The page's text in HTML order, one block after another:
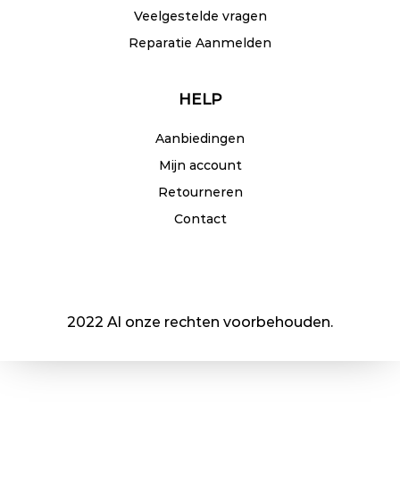
Veelgestelde vragen
Reparatie Aanmelden
HELP
Aanbiedingen
Mijn account
Retourneren
Contact
2022 Al onze rechten voorbehouden.